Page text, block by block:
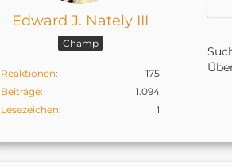
Edward J. Nately III
Champ
Reaktionen
175
Beiträge
1.094
Lesezeichen
1